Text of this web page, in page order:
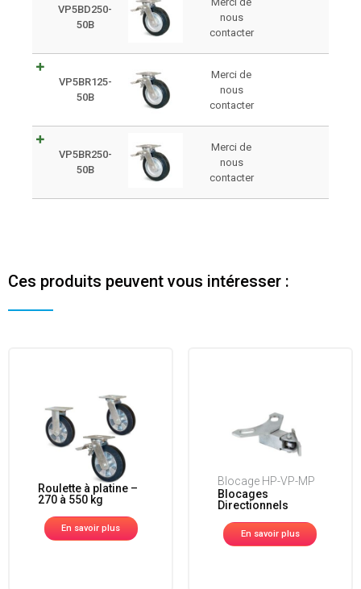
VP5BD250-
50B
nous
contacter
VP5BR125-
50B
Merci de
nous
contacter
VP5BR250-
50B
Merci de
nous
contacter
Ces produits peuvent vous intéresser :
Roulette à platine –
270 à 550 kg
En savoir plus
Blocage HP-VP-MP
Blocages
Directionnels
En savoir plus